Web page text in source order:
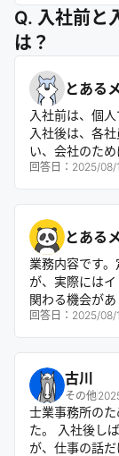
Q. 入社前と
は？
とある
入社前は、個
入社後は、各
い、会社のた
回答日： 2025/08/
とある
業務内容です
が、実際には
関わる機会があ
回答日： 2025/08/
古川
その他
士業事務所の
た。 入社後し
が、仕事の話